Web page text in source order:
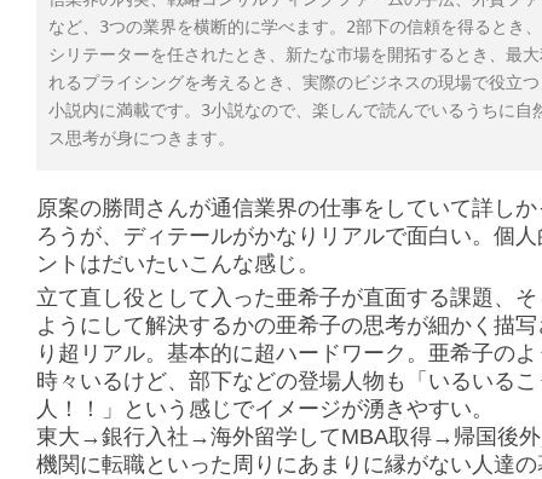
など、3つの業界を横断的に学べます。2部下の信頼を得るとき
シリテーターを任されたとき、新たな市場を開拓するとき、最
れるプライシングを考えるとき、実際のビジネスの現場で役立
小説内に満載です。3小説なので、楽しんで読んでいるうちに自
ス思考が身につきます。
原案の勝間さんが通信業界の仕事をしていて詳し
ろうが、ディテールがかなりリアルで面白い。個
ントはだいたいこんな感じ。
立て直し役として入った亜希子が直面する課題、
ようにして解決するかの亜希子の思考が細かく描
り超リアル。基本的に超ハードワーク。亜希子の
時々いるけど、部下などの登場人物も「いるいる
人！！」という感じでイメージが湧きやすい。
東大→銀行入社→海外留学してMBA取得→帰国後
機関に転職といった周りにあまりに縁がない人達